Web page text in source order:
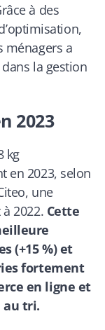
à des
ménagers a
la gestion
2023
kg
en 2023, selon
une
2022. Cette
(+15 %) et
fortement
en ligne et
au tri.